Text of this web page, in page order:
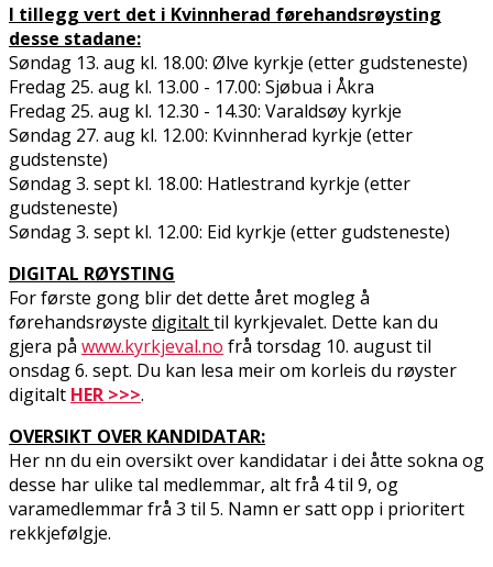
I tillegg vert det i Kvinnherad førehandsrøysting
desse stadane:
Søndag 13. aug kl. 18.00: Ølve kyrkje (etter gudsteneste)
Fredag 25. aug kl. 13.00 - 17.00: Sjøbua i Åkra
Fredag 25. aug kl. 12.30 - 14.30: Varaldsøy kyrkje
Søndag 27. aug kl. 12.00: Kvinnherad kyrkje (etter
gudstenste)
Søndag 3. sept kl. 18.00: Hatlestrand kyrkje (etter
gudsteneste)
Søndag 3. sept kl. 12.00: Eid kyrkje (etter gudsteneste)
DIGITAL RØYSTING
For første gong blir det dette året mogleg å
førehandsrøyste digitalttil kyrkjevalet. Dette kan du
gjera på www.kyrkjeval.no frå torsdag 10. august til
onsdag 6. sept. Du kan lesa meir om korleis du røyster
digitalt HER >>>.
OVERSIKT OVER KANDIDATAR:
Her finn du ein oversikt over kandidatar i dei åtte sokna og
desse har ulike tal medlemmar, alt frå 4 til 9, og
varamedlemmar frå 3 til 5. Namn er satt opp i prioritert
rekkjefølgje.